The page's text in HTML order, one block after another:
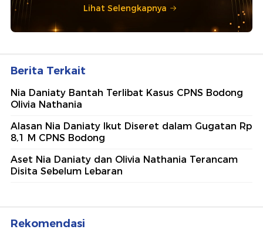
Lihat Selengkapnya
Berita Terkait
Nia Daniaty Bantah Terlibat Kasus CPNS Bodong
Olivia Nathania
Alasan Nia Daniaty Ikut Diseret dalam Gugatan Rp
8,1 M CPNS Bodong
Aset Nia Daniaty dan Olivia Nathania Terancam
Disita Sebelum Lebaran
Rekomendasi